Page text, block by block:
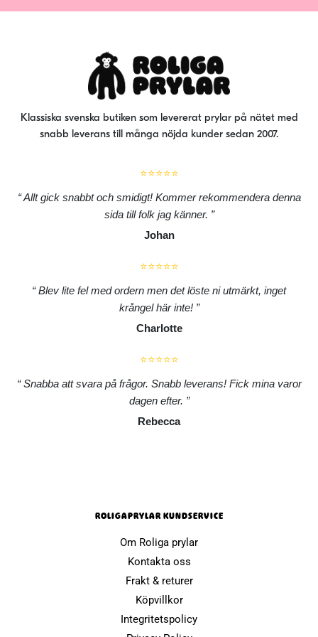
på
produktsidan
Klassiska svenska butiken som levererat prylar på nätet med
snabb leverans till många nöjda kunder sedan 2007.
⭐⭐⭐⭐⭐
Allt gick snabbt och smidigt! Kommer rekommendera denna
sida till folk jag känner.
Johan
⭐⭐⭐⭐⭐
Blev lite fel med ordern men det löste ni utmärkt, inget
krångel här inte!
Charlotte
⭐⭐⭐⭐⭐
Snabba att svara på frågor. Snabb leverans! Fick mina varor
dagen efter.
Rebecca
ROLIGAPRYLAR KUNDSERVICE
Om Roliga prylar
Kontakta oss
Frakt & returer
Köpvillkor
Integritetspolicy